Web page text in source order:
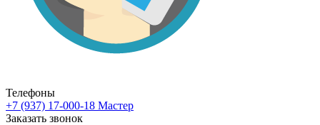
Телефоны
+7 (937) 17-000-18 Мастер
Заказать звонок